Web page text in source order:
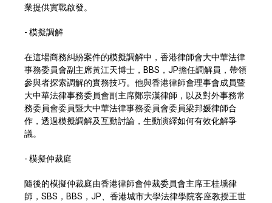
業提供實戰啟發。
- 模擬調解
在這場商務糾紛案件的模擬調解中，香港律師會大中華法律
事務委員會副主席黃江天博士，BBS，JP擔任調解員，帶領
參與者探索調解的實務技巧。他與香港律師會理事會成員暨
大中華法律事務委員會副主席鄭宗漢律師，以及對外事務常
務委員會委員暨大中華法律事務委員會委員梁邦媛律師合
作，透過模擬調解及互動討論，生動演繹如何有效化解爭
議。
- 模擬仲裁庭
隨後的模擬仲裁庭由香港律師會仲裁委員會主席王桂壎律
師，SBS，BBS，JP、香港城市大學法律學院客座教授王世